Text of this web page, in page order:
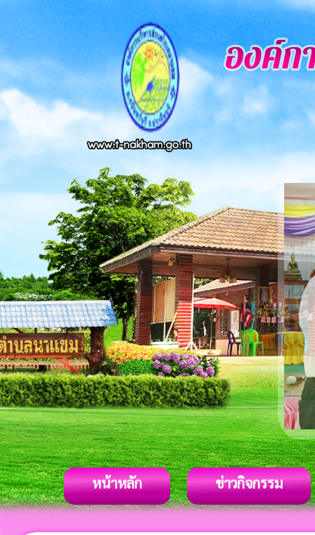
หน้าหลัก ข่าวกิจกรรม